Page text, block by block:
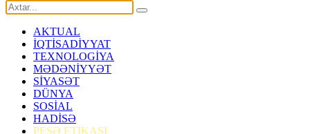
AKTUAL
İQTİSADİYYAT
TEXNOLOGİYA
MƏDƏNİYYƏT
SİYASƏT
DÜNYA
SOSİAL
HADİSƏ
PEŞƏ ETİKASI